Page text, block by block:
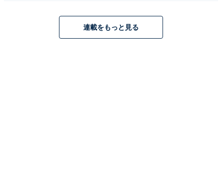
ルーキーイヤーの昨季はオープン戦で全力疾走を怠った
連載をもっと見る